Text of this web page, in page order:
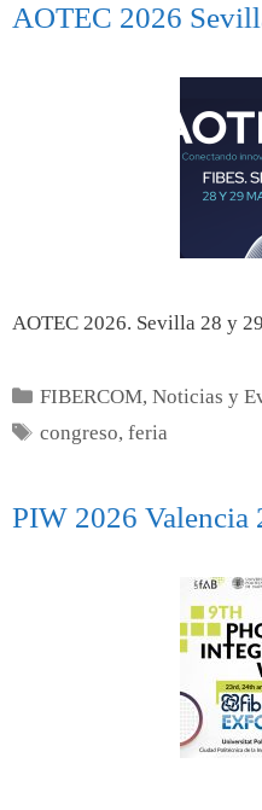
AOTEC 2026
AOTEC 2026. Sevilla 28 y
FIBERCOM,Noticias y
congreso,feria
PIW 2026 Valencia